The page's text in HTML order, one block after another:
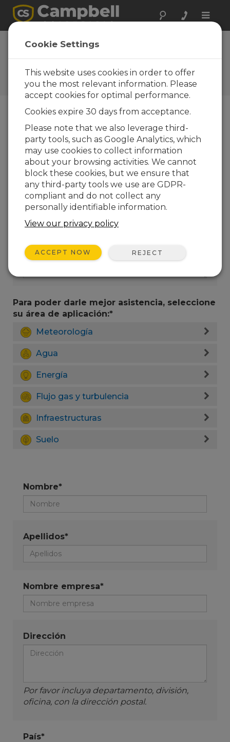
Toggle
Realizar una
consulta
Formularios de consultas
Campbell Scientific
Envíenos el siguiente formulario y contactaremos
con usted.* = campo obligatorio.
Seleccione el tipo de consulta:
Ventas
Soporte
Entre aquí su consulta:*
Para poder darle mejor asistencia, seleccione
su área de aplicación:*
Meteorología
Agua
Energía
Flujo gas y turbulencia
Infraestructuras
Suelo
Nombre*
Apellidos*
Nombre empresa*
Dirección
Por favor incluya departamento, división,
oficina, con la dirección postal.
País*
Cookie Settings
This website uses cookies in order to offer
you the most relevant information. Please
accept cookies for optimal performance.
Cookies expire 30 days from acceptance.
Please note that we also leverage third-
party tools, such as Google Analytics, which
may use cookies to collect information
about your browsing activities. We cannot
block these cookies, but we ensure that
any third-party tools we use are GDPR-
compliant and do not collect any
personally identifiable information.
View our privacy policy
ACCEPT NOW REJECT